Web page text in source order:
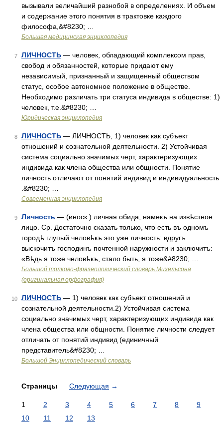
вызывали величайший разнобой в определениях. И объем
и содержание этого понятия в трактовке каждого
философа,&#8230; …
Большая медицинская энциклопедия
7 ЛИЧНОСТЬ — человек, обладающий комплексом прав,
свобод и обязанностей, которые придают ему
независимый, признанный и защищенный обществом
статус, особое автономное положение в обществе.
Необходимо различать три статуса индивида в обществе: 1)
человек, т.е.&#8230; …
Юридическая энциклопедия
8 ЛИЧНОСТЬ — ЛИЧНОСТЬ, 1) человек как субъект
отношений и сознательной деятельности. 2) Устойчивая
система социально значимых черт, характеризующих
индивида как члена общества или общности. Понятие
личность отличают от понятий индивид и индивидуальность
.&#8230; …
Современная энциклопедия
9 Личность — (иноск.) личная обида; намекъ на извѣстное
лицо. Ср. Достаточно сказать только, что есть въ одномъ
городѣ глупый человѣкъ это уже личность: вдругъ
выскочитъ господинъ почтенной наружности и заключитъ:
«Вѣдь я тоже человѣкъ, стало быть, я тоже&#8230; …
Большой толково-фразеологический словарь Михельсона
(оригинальная орфография)
10 ЛИЧНОСТЬ — 1) человек как субъект отношений и
сознательной деятельности.2) Устойчивая система
социально значимых черт, характеризующих индивида как
члена общества или общности. Понятие личности следует
отличать от понятий индивид (единичный
представитель&#8230; …
Большой Энциклопедический словарь
Страницы Следующая →
1 2 3 4 5 6 7 8
9
10
11 12 13